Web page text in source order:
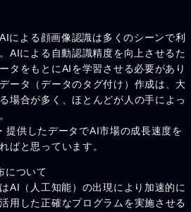
による顔画像認識は多くのシーンで利
AIによる自動認識精度を向上させるた
タをもとにAIを学習させる必要があり
ータ（データのタグ付け）作成は、大
場合が多く、ほとんどが人の手によっ
提供したデータでAI市場の成長速度を
ばと思っています。
について
AI（人工知能）の出現により加速的に
用した正確なプログラムを実施させる